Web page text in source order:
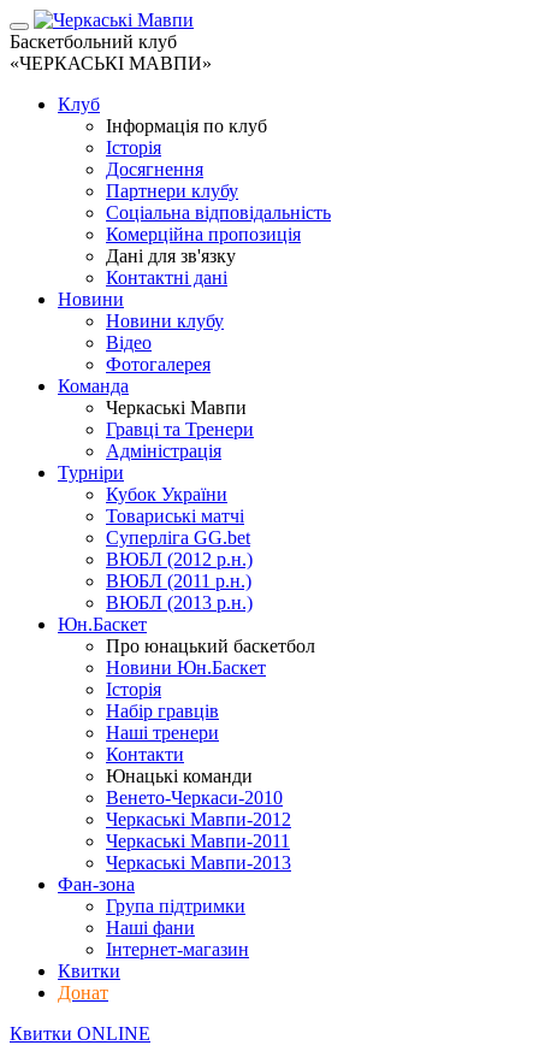
Баскетбольний клуб
«ЧЕРКАСЬКІ МАВПИ»
Клуб
Інформація по клуб
Історія
Досягнення
Партнери клубу
Соціальна відповідальність
Комерційна пропозиція
Дані для зв'язку
Контактні дані
Новини
Новини клубу
Відео
Фотогалерея
Команда
Черкаські Мавпи
Гравці та Тренери
Адміністрація
Турніри
Кубок України
Товариські матчі
Суперліга GG.bet
ВЮБЛ (2012 р.н.)
ВЮБЛ (2011 р.н.)
ВЮБЛ (2013 р.н.)
Юн.Баскет
Про юнацький баскетбол
Новини Юн.Баскет
Історія
Набір гравців
Наші тренери
Контакти
Юнацькі команди
Венето-Черкаси-2010
Черкаські Мавпи-2012
Черкаські Мавпи-2011
Черкаські Мавпи-2013
Фан-зона
Група підтримки
Наші фани
Інтернет-магазин
Квитки
Донат
Квитки ONLINE